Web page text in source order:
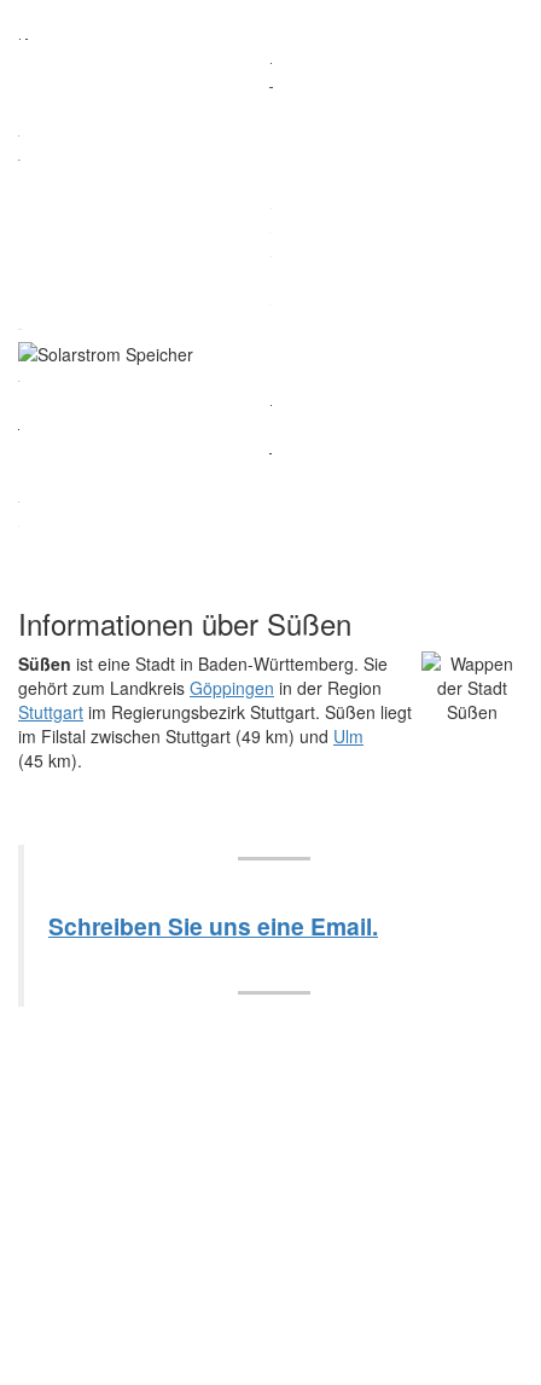
Informationen über Süßen
Süßen ist eine Stadt in Baden-Württemberg. Sie
gehört zum Landkreis Göppingen in der Region
Stuttgart im Regierungsbezirk Stuttgart. Süßen liegt
im Filstal zwischen Stuttgart (49 km) und Ulm
(45 km).
Schreiben Sie uns eine Email.